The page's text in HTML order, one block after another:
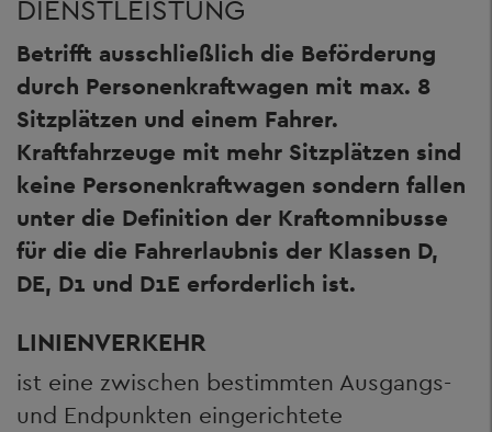
DIENSTLEISTUNG
Betrifft ausschließlich die Beförderung
durch Personenkraftwagen mit max. 8
Sitzplätzen und einem Fahrer.
Kraftfahrzeuge mit mehr Sitzplätzen sind
keine Personenkraftwagen sondern fallen
unter die Definition der Kraftomnibusse
für die die Fahrerlaubnis der Klassen D,
DE, D1 und D1E erforderlich ist.
LINIENVERKEHR
ist eine zwischen bestimmten Ausgangs-
und Endpunkten eingerichtete